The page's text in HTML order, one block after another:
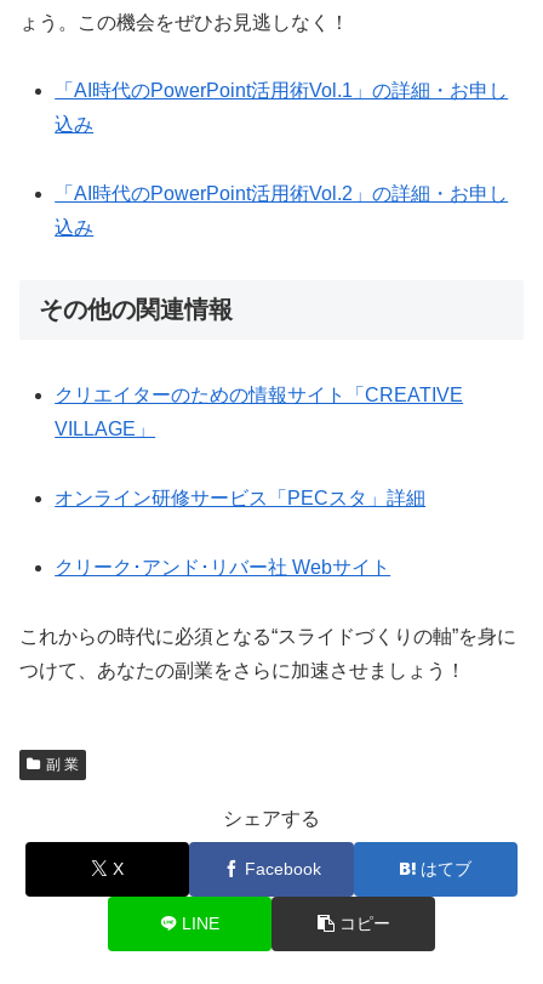
ょう。この機会をぜひお見逃しなく！
「AI時代のPowerPoint活用術Vol.1」の詳細・お申し
込み
「AI時代のPowerPoint活用術Vol.2」の詳細・お申し
込み
その他の関連情報
クリエイターのための情報サイト「CREATIVE
VILLAGE」
オンライン研修サービス「PECスタ」詳細
クリーク･アンド･リバー社 Webサイト
これからの時代に必須となる“スライドづくりの軸”を身に
つけて、あなたの副業をさらに加速させましょう！
副 業
シェアする
X Facebook はてブ
LINE コピー